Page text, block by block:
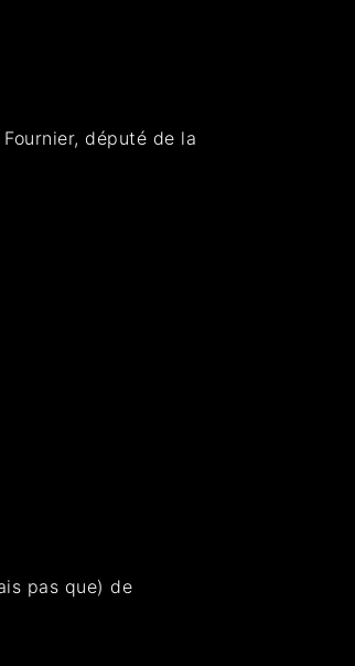
député de la
pas que) de